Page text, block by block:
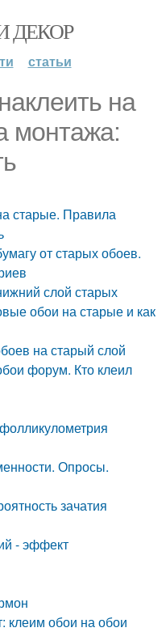
ДЕКОР
статьи
на
монтажа:
старые. Правила
от старых обоев.
слой старых
обои на старые и как
на старый слой
форум. Кто клеил
Опросы.
зачатия
- эффект
клеим обои на обои